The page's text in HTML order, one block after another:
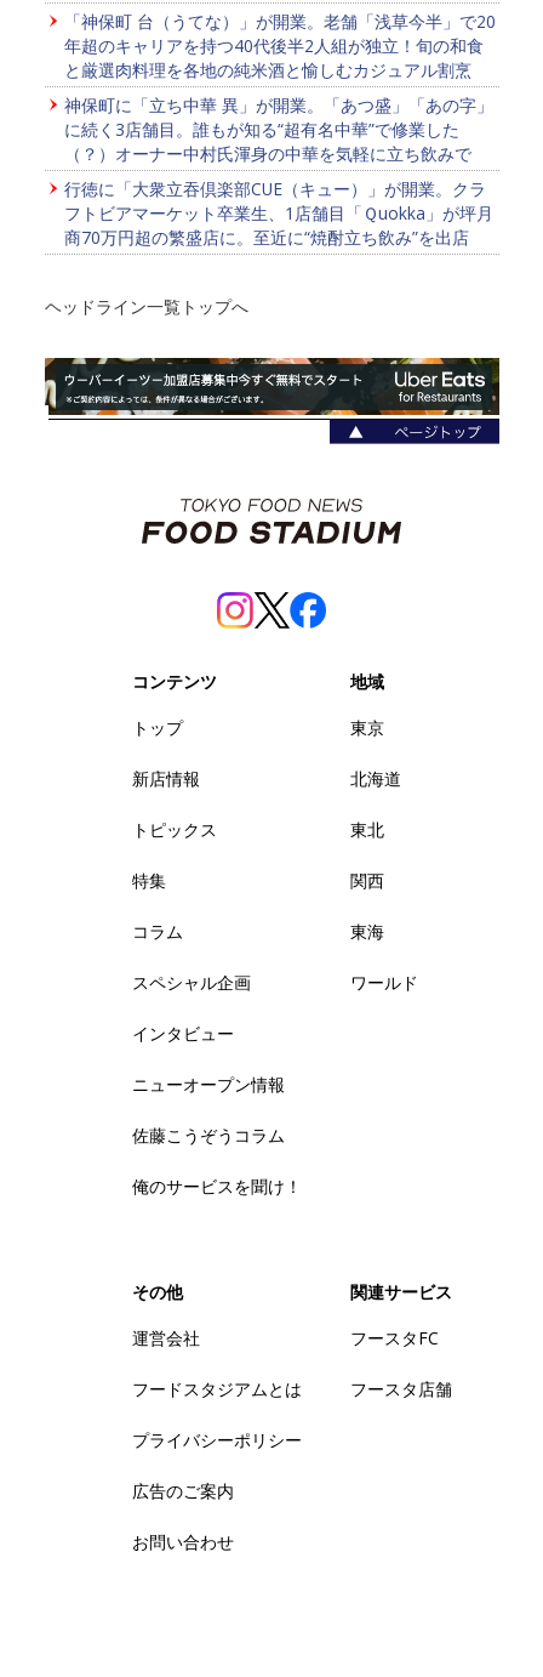
「神保町 台（うてな）」が開業。老舗「浅草今半」で20
年超のキャリアを持つ40代後半2人組が独立！旬の和食
と厳選肉料理を各地の純米酒と愉しむカジュアル割烹
神保町に「立ち中華 異」が開業。「あつ盛」「あの字」
に続く3店舗目。誰もが知る“超有名中華”で修業した
（？）オーナー中村氏渾身の中華を気軽に立ち飲みで
行徳に「大衆立吞倶楽部CUE（キュー）」が開業。クラ
フトビアマーケット卒業生、1店舗目「Ｑuokka」が坪月
商70万円超の繁盛店に。至近に“焼酎立ち飲み”を出店
ヘッドライン一覧トップへ
コンテンツ
トップ
新店情報
トピックス
特集
コラム
スペシャル企画
インタビュー
ニューオープン情報
佐藤こうぞうコラム
俺のサービスを聞け！
地域
東京
北海道
東北
関西
東海
ワールド
その他
運営会社
フードスタジアムとは
プライバシーポリシー
広告のご案内
お問い合わせ
関連サービス
フースタFC
フースタ店舗